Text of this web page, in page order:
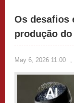
Os desafios
produção
May 6, 2026 11:00 ,